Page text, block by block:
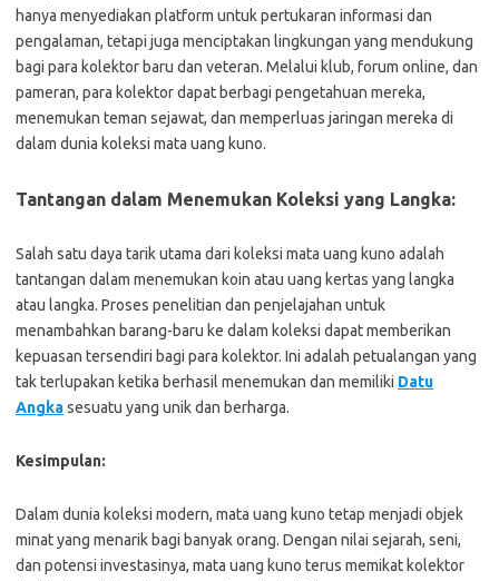
hanya menyediakan platform untuk pertukaran informasi dan
pengalaman, tetapi juga menciptakan lingkungan yang mendukung
bagi para kolektor baru dan veteran. Melalui klub, forum online, dan
pameran, para kolektor dapat berbagi pengetahuan mereka,
menemukan teman sejawat, dan memperluas jaringan mereka di
dalam dunia koleksi mata uang kuno.
Tantangan dalam Menemukan Koleksi yang Langka:
Salah satu daya tarik utama dari koleksi mata uang kuno adalah
tantangan dalam menemukan koin atau uang kertas yang langka
atau langka. Proses penelitian dan penjelajahan untuk
menambahkan barang-baru ke dalam koleksi dapat memberikan
kepuasan tersendiri bagi para kolektor. Ini adalah petualangan yang
tak terlupakan ketika berhasil menemukan dan memiliki Datu
Angkasesuatu yang unik dan berharga.
Kesimpulan:
Dalam dunia koleksi modern, mata uang kuno tetap menjadi objek
minat yang menarik bagi banyak orang. Dengan nilai sejarah, seni,
dan potensi investasinya, mata uang kuno terus memikat kolektor